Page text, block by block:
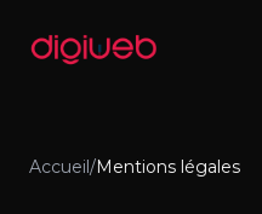
Accueil/Mentions légales